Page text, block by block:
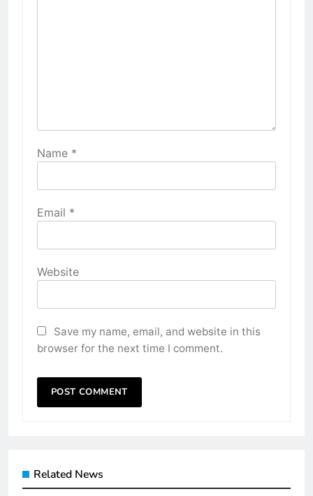
Name *
Email *
Website
Save my name, email, and website in this
browser for the next time I comment.
Related News